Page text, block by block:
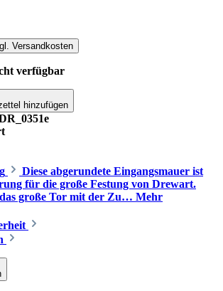
Versandkosten
verfügbar
hinzufügen
Diese abgerundete Eingangsmauer ist
für die große Festung von Drewart.
große Tor mit der Zu… Mehr